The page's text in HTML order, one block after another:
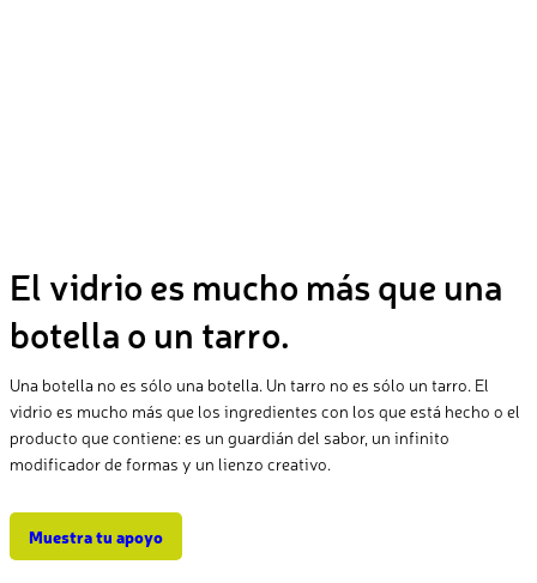
El vidrio es mucho más que una
botella o un tarro.
Una botella no es sólo una botella. Un tarro no es sólo un tarro. El
vidrio es mucho más que los ingredientes con los que está hecho o el
producto que contiene: es un guardián del sabor, un infinito
modificador de formas y un lienzo creativo.
Muestra tu apoyo